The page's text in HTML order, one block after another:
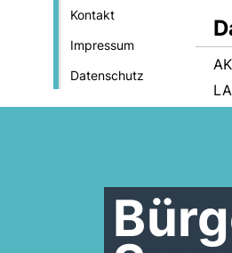
Kontakt
Impressum
Datenschutz